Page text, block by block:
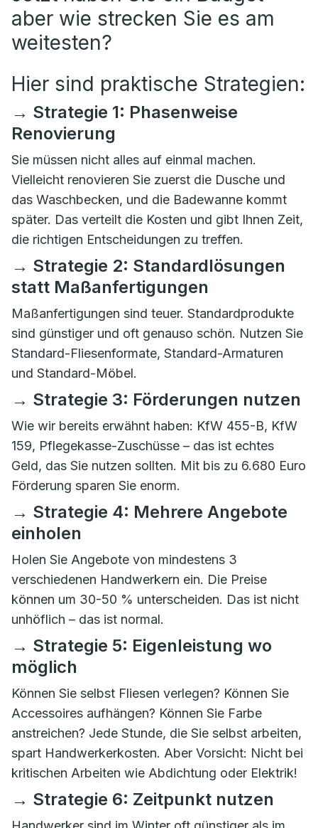
aber wie strecken Sie es am
weitesten?
Hier sind praktische Strategien:
→ Strategie 1: Phasenweise
Renovierung
Sie müssen nicht alles auf einmal machen.
Vielleicht renovieren Sie zuerst die Dusche und
das Waschbecken, und die Badewanne kommt
später. Das verteilt die Kosten und gibt Ihnen Zeit,
die richtigen Entscheidungen zu treffen.
→ Strategie 2: Standardlösungen
statt Maßanfertigungen
Maßanfertigungen sind teuer. Standardprodukte
sind günstiger und oft genauso schön. Nutzen Sie
Standard-Fliesenformate, Standard-Armaturen
und Standard-Möbel.
→ Strategie 3: Förderungen nutzen
Wie wir bereits erwähnt haben: KfW 455-B, KfW
159, Pflegekasse-Zuschüsse – das ist echtes
Geld, das Sie nutzen sollten. Mit bis zu 6.680 Euro
Förderung sparen Sie enorm.
→ Strategie 4: Mehrere Angebote
einholen
Holen Sie Angebote von mindestens 3
verschiedenen Handwerkern ein. Die Preise
können um 30-50 % unterscheiden. Das ist nicht
unhöflich – das ist normal.
→ Strategie 5: Eigenleistung wo
möglich
Können Sie selbst Fliesen verlegen? Können Sie
Accessoires aufhängen? Können Sie Farbe
anstreichen? Jede Stunde, die Sie selbst arbeiten,
spart Handwerkerkosten. Aber Vorsicht: Nicht bei
kritischen Arbeiten wie Abdichtung oder Elektrik!
→ Strategie 6: Zeitpunkt nutzen